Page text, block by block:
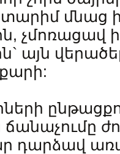
մնաց
չմոռացավ
այն
դարձավ